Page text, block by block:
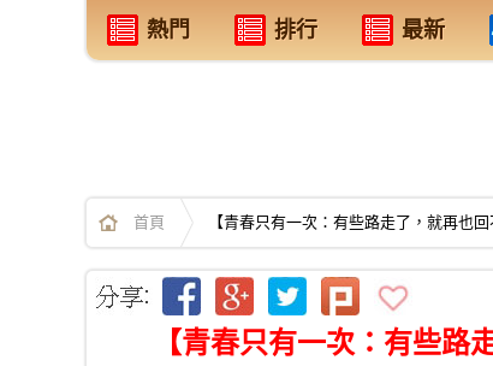
熱門 排行 最新
首頁 【青春只有一次：有些路走了，就再也回
【青春只有一次：有些路